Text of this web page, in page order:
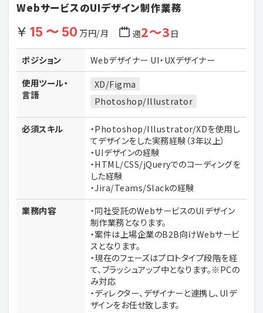
WebサービスのUIデザイン制作業務
15 〜 50万円/月 週2〜3日
ポジション
Webデザイナー UI・UXデザイナー
使用ツール・
言語
XD/Figma
Photoshop/Illustrator
必須スキル
・Photoshop/Illustrator/XDを使用し
てデザインをした実務経験（3年以上）
・UIデザインの経験
・HTML/CSS/jQueryでのコーディングを
した経験
・Jira/Teams/Slackの経験
業務内容
・同社受託のWebサービスのUIデザイン
制作業務となります。
・案件は上場企業のB2B向けWebサービ
スとなります。
・現在のフェーズはプロトタイプ段階を経
て、ブラッシュアップ中となります。※PCの
み対応
・ディレクター、デザイナーと連携し、UIデ
ザインをお任せ致します。